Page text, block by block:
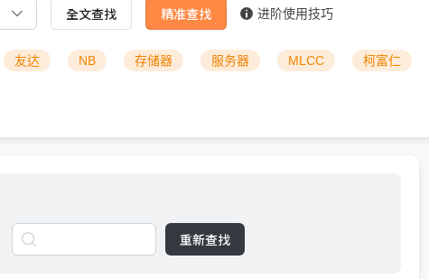
全文查找 精准查找 进阶使用技巧
友达 NB 存储器 服务器 MLCC 柯富仁
重新查找